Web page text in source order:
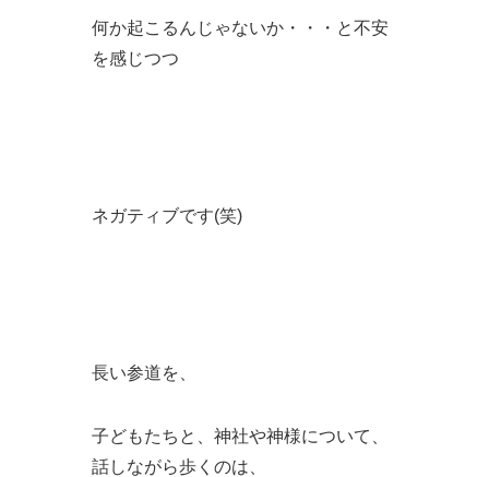
何か起こるんじゃないか・・・と不安
を感じつつ
ネガティブです(笑)
長い参道を、
子どもたちと、神社や神様について、
話しながら歩くのは、